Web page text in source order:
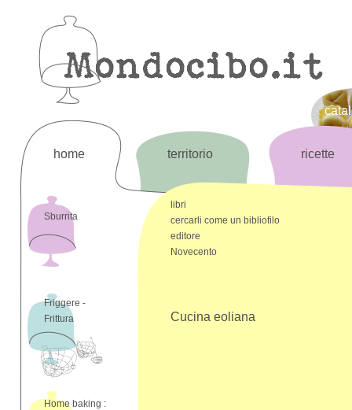
home territorio ricette
Sburrita
Friggere -
Frittura
Home baking :
libri
cercarli come un bibliofilo
editore
Novecento
Cucina eoliana